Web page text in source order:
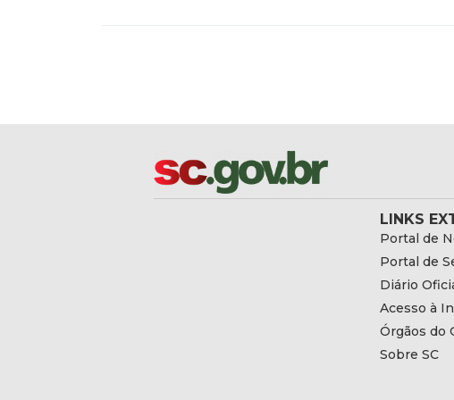
LINKS
Portal de
Portal de
Diário
Acesso à
Órgãos do
Sobre SC